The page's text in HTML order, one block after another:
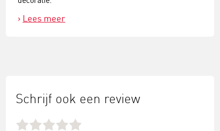
Lees meer
Schrijf ook een review